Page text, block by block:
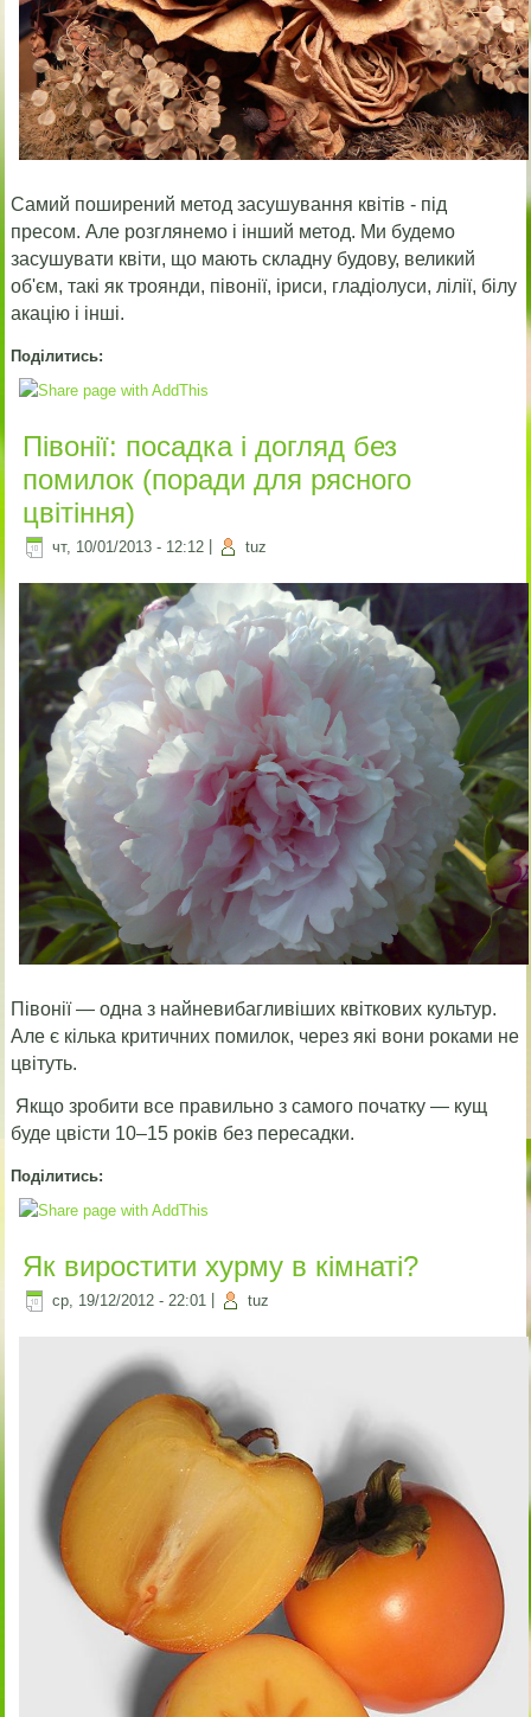
Самий поширений метод засушування квітів - під
пресом. Але розглянемо і інший метод. Ми будемо
засушувати квіти, що мають складну будову, великий
об'єм, такі як троянди, півонії, іриси, гладіолуси, лілії, білу
акацію і інші.
Поділитись:
Півонії: посадка і догляд без
помилок (поради для рясного
цвітіння)
чт, 10/01/2013 - 12:12 tuz
Півонії — одна з найневибагливіших квіткових культур.
Але є кілька критичних помилок, через які вони роками не
цвітуть.
Якщо зробити все правильно з самого початку — кущ
буде цвісти 10–15 років без пересадки.
Поділитись:
Як виростити хурму в кімнаті?
ср, 19/12/2012 - 22:01 tuz